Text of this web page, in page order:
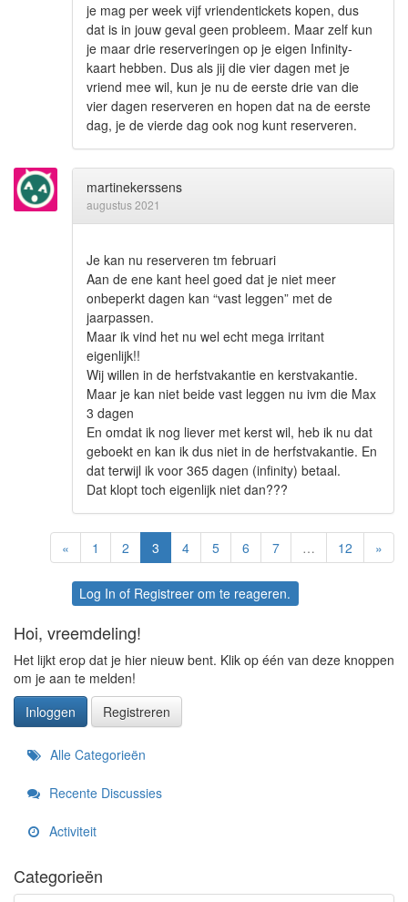
je mag per week vijf vriendentickets kopen, dus
dat is in jouw geval geen probleem. Maar zelf kun
je maar drie reserveringen op je eigen Infinity-
kaart hebben. Dus als jij die vier dagen met je
vriend mee wil, kun je nu de eerste drie van die
vier dagen reserveren en hopen dat na de eerste
dag, je de vierde dag ook nog kunt reserveren.
martinekerssens
augustus 2021
Je kan nu reserveren tm februari
Aan de ene kant heel goed dat je niet meer
onbeperkt dagen kan “vast leggen” met de
jaarpassen.
Maar ik vind het nu wel echt mega irritant
eigenlijk!!
Wij willen in de herfstvakantie en kerstvakantie.
Maar je kan niet beide vast leggen nu ivm die Max
3 dagen
En omdat ik nog liever met kerst wil, heb ik nu dat
geboekt en kan ik dus niet in de herfstvakantie. En
dat terwijl ik voor 365 dagen (infinity) betaal.
Dat klopt toch eigenlijk niet dan???
« 1 2 3 4 5 6 7 … 12 »
Log In of Registreer om te reageren.
Hoi, vreemdeling!
Het lijkt erop dat je hier nieuw bent. Klik op één van deze knoppen
om je aan te melden!
Inloggen
Registreren
Snelkoppelingen
Alle Categorieën
Recente Discussies
Activiteit
Categorieën